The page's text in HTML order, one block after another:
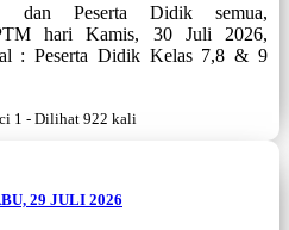
dan Peserta Didik semua,
hari Kamis, 30 Juli 2026,
: Peserta Didik Kelas 7,8 & 9
1 - Dilihat 922 kali
29 JULI 2026